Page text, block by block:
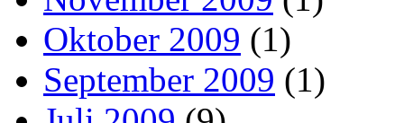
Oktober 2009 (1)
September 2009 (1)